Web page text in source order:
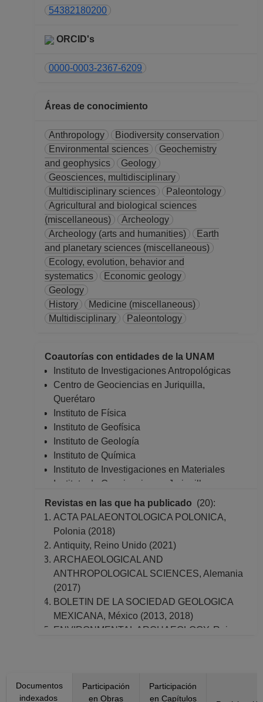
54382180200
ORCID's
0000-0003-2367-6209
Áreas de conocimiento
Anthropology
Biodiversity conservation
Environmental sciences
Geochemistry
and geophysics
Geology
Geosciences, multidisciplinary
Multidisciplinary sciences
Paleontology
Agricultural and biological sciences
(miscellaneous)
Archeology
Archeology (arts and humanities)
Earth
and planetary sciences (miscellaneous)
Ecology, evolution, behavior and
systematics
Economic geology
Geology
History
Medicine (miscellaneous)
Multidisciplinary
Paleontology
Coautorías con entidades de la UNAM
Instituto de Investigaciones Antropológicas
Centro de Geociencias en Juriquilla,
Querétaro
Instituto de Física
Instituto de Geofísica
Instituto de Geología
Instituto de Química
Instituto de Investigaciones en Materiales
Instituto de Geociencias en Juriquilla,
Quéretaro
Facultad de Ciencias
Facultad de Ciencias Políticas y Sociales
Facultad de Ingeniería
Facultad de Química
Dirección General de Asuntos del Personal
Académico
Revistas en las que ha publicado (20):
ACTA PALAEONTOLOGICA POLONICA,
Polonia (2018)
Antiquity, Reino Unido (2021)
ARCHAEOLOGICAL AND
ANTHROPOLOGICAL SCIENCES, Alemania
(2017)
BOLETIN DE LA SOCIEDAD GEOLOGICA
MEXICANA, México (2013, 2018)
ENVIRONMENTAL ARCHAEOLOGY, Reino
HISTORICAL BIOLOGY, Reino Unido (2022)
Documentos
indexados
Participación
en Obras
Participación
en Capítulos